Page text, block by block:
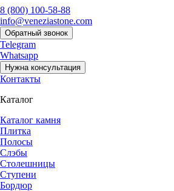
8 (800) 100-58-88
info@veneziastone.com
Обратный звонок
Telegram
Whatsapp
Нужна консультация
Контакты
Каталог
Каталог камня
Плитка
Полосы
Слэбы
Столешницы
Ступени
Бордюр